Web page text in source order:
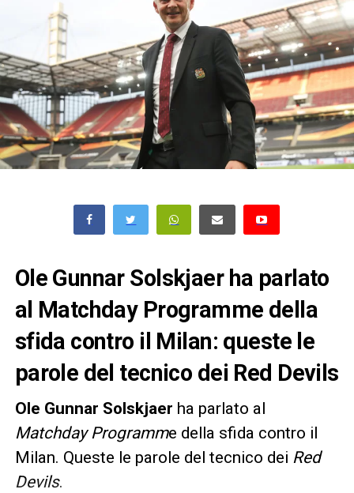
Ole Gunnar Solskjaer ha parlato
al Matchday Programme della
sfida contro il Milan: queste le
parole del tecnico dei Red Devils
Ole Gunnar Solskjaer ha parlato al
Matchday Programme della sfida contro il
Milan. Queste le parole del tecnico dei Red
Devils.